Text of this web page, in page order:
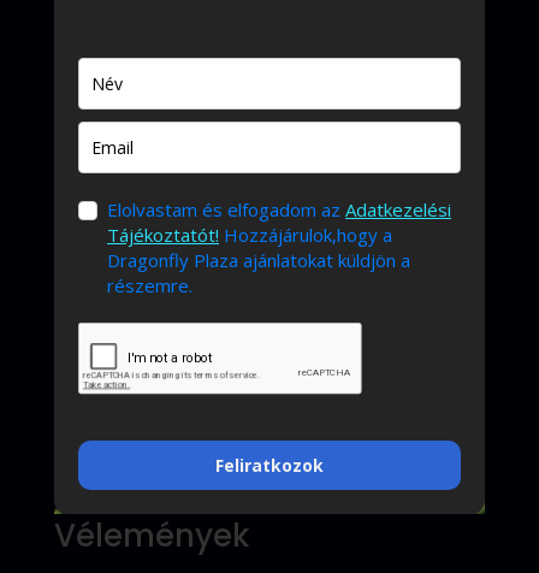
Elolvastam és elfogadom az Adatkezelési
Tájékoztatót! Hozzájárulok,hogy a
Dragonfly Plaza ajánlatokat küldjön a
részemre.
Feliratkozok
Vélemények